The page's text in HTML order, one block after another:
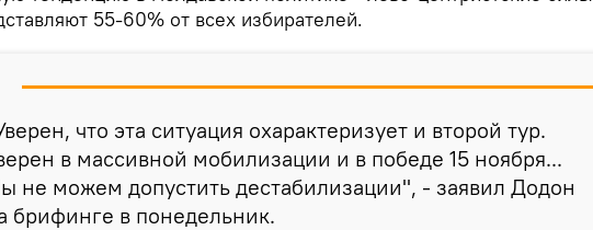
55-60% от всех избирателей.
что эта ситуация охарактеризует и второй тур.
в массивной мобилизации и в победе 15 ноября...
не можем допустить дестабилизации", - заявил Додон
брифинге в понедельник.